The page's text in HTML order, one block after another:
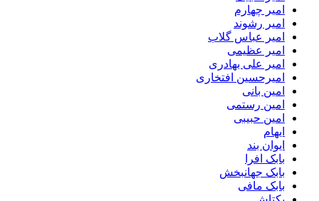
امیر چهارم
امیر رشوند
امیر عباس گلاب
امیر عظیمی
امیر علی بهادری
امیرحسین افتخاری
امین بانی
امین رستمی
امین حبیبی
ایهام
ایوان بند
بابک افرا
بابک جهانبخش
بابک مافی